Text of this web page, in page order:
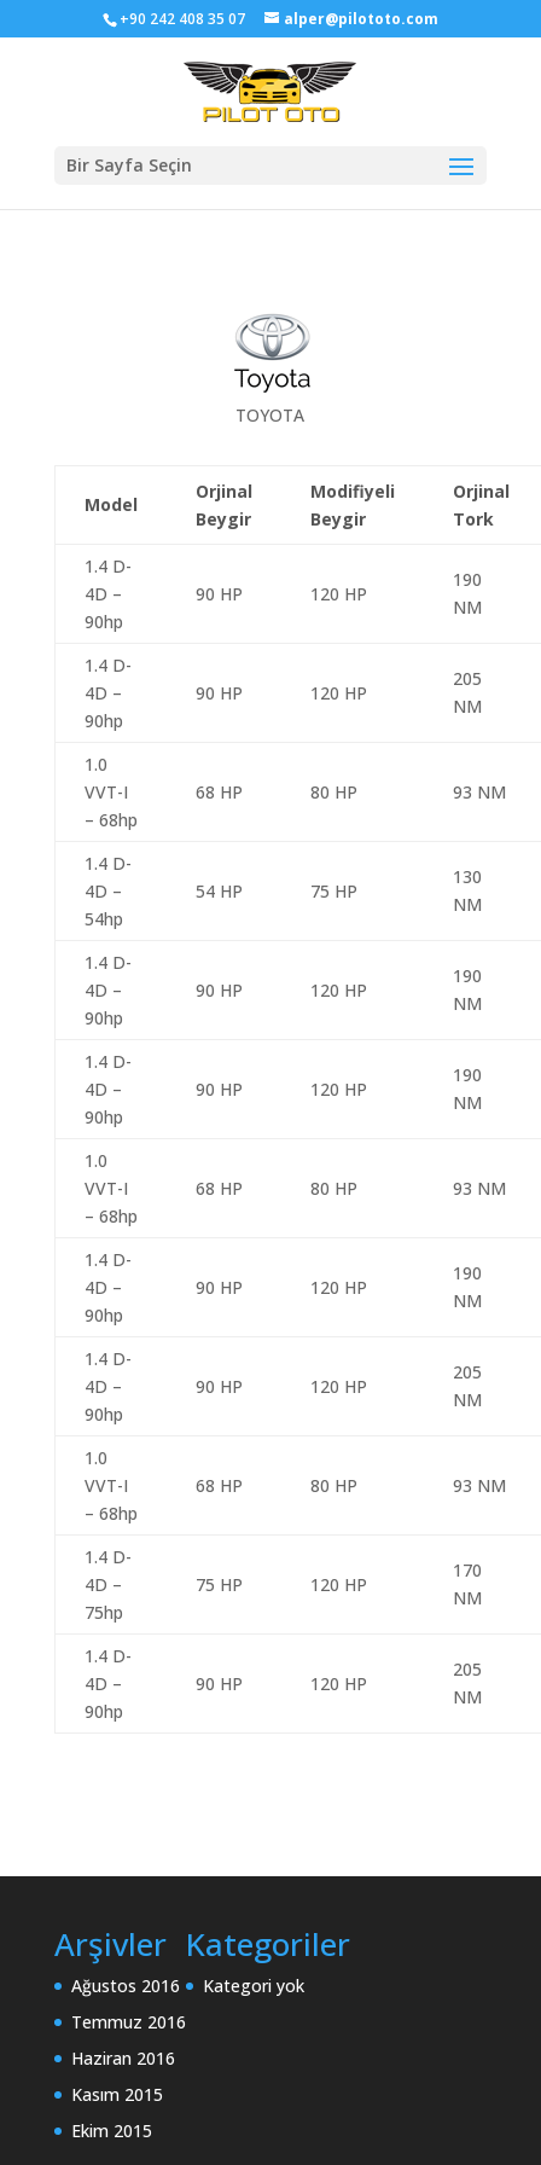
+90 242 408 35 07 alper@pilototo.com
Bir Sayfa Seçin
TOYOTA
Model
Orjinal
Beygir
Modifiyeli
Beygir
Orjinal
Tork
1.4 D-
4D –
90hp
90 HP 120 HP
190
NM
1.4 D-
4D –
90hp
90 HP 120 HP
205
NM
1.0
VVT-I
– 68hp
68 HP 80 HP 93 NM
1.4 D-
4D –
54hp
54 HP 75 HP
130
NM
1.4 D-
4D –
90hp
90 HP 120 HP
190
NM
1.4 D-
4D –
90hp
90 HP 120 HP
190
NM
1.0
VVT-I
– 68hp
68 HP 80 HP 93 NM
1.4 D-
4D –
90hp
90 HP 120 HP
190
NM
1.4 D-
4D –
90hp
90 HP 120 HP
205
NM
1.0
VVT-I
– 68hp
68 HP 80 HP 93 NM
1.4 D-
4D –
75hp
75 HP 120 HP
170
NM
1.4 D-
4D –
90hp
90 HP 120 HP
205
NM
Arşivler
Ağustos 2016
Temmuz 2016
Haziran 2016
Kasım 2015
Ekim 2015
Kategoriler
Kategori yok